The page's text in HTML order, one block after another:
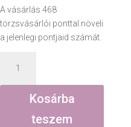
A vásárlás 468
törzsvásárlói ponttal növeli
a jelenlegi pontjaid számát.
kollagén
&
Kosárba
teszem